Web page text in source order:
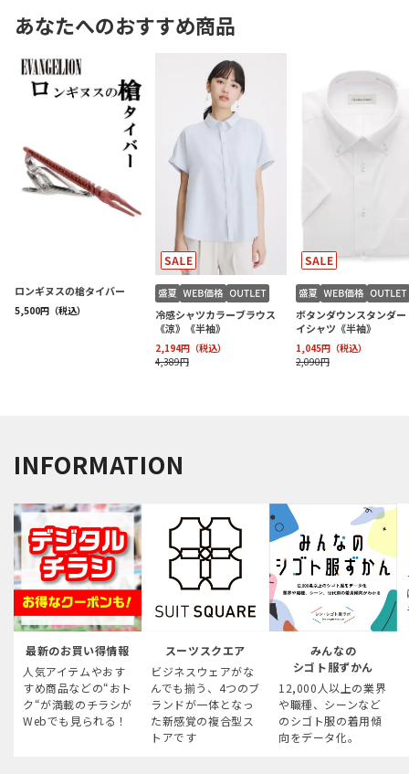
INFORMATION
最新のお買い得情報
人気アイテムやおす
すめ商品などの“おト
ク“が満載のチラシが
Webでも見られる！
スーツスクエア
ビジネスウェアがな
んでも揃う、4つのブ
ランドが一体となっ
た新感覚の複合型ス
トアです
みんなの
シゴト服ずかん
12,000人以上の業界
や職種、シーンなど
のシゴト服の着用傾
向をデータ化。